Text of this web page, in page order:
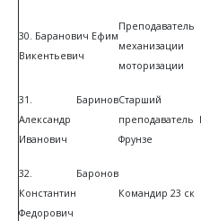
30. Баранович Ефим
Викентьевич
моторизации
31. Баринов
Александр
Иванович
Старший
Фрунзе
32. Баронов
Константин
Федорович
Командир 23 ск